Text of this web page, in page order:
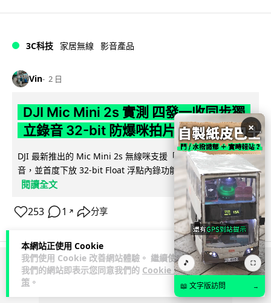
本網站正使用 Cookie
我們使用 Cookie 改善網站體驗。 繼續使用
我們的網站即表示您同意我們的 Cookie 政
策 。
3C科技 家居無線 影音產品
Vin 2 日
DJI Mic Mini 2s 實測 四發一收同步獨
立錄音 32-bit 防爆咪拍片必備
DJI 最新推出的 Mic Mini 2s 無線咪支援「四發一收」分軌錄
音，並首度下放 32-bit Float 浮點內錄功能。本文經實測其...
閱讀全文
253 1 ↗ 分享
ADVERTISEMENT
×
🎵 ⛶
📖 文字版訪問 →